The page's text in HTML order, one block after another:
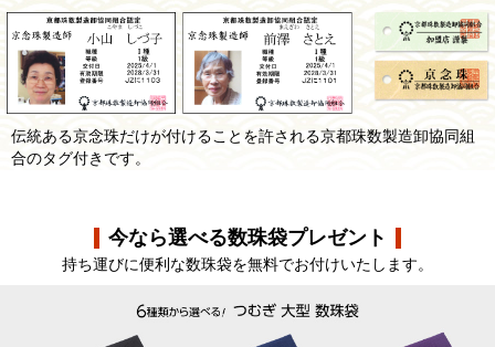
伝統ある京念珠だけが付けることを許される京都珠数製造卸協同組
合のタグ付きです。
今なら選べる数珠袋プレゼント
持ち運びに便利な数珠袋を無料でお付けいたします。